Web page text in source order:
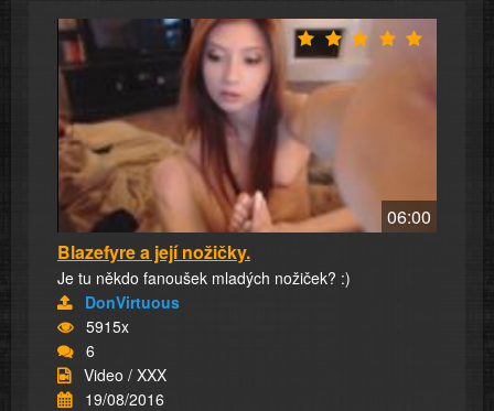
06:00
Blazefyre a její nožičky.
Je tu někdo fanoušek mladých nožiček? :)
DonVirtuous
5915x
6
Video / XXX
19/08/2016